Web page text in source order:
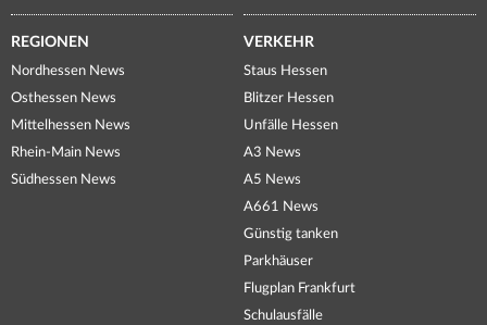
REGIONEN
Nordhessen News
Osthessen News
Mittelhessen News
Rhein-Main News
Südhessen News
VERKEHR
Staus Hessen
Blitzer Hessen
Unfälle Hessen
A3 News
A5 News
A661 News
Günstig tanken
Parkhäuser
Flugplan Frankfurt
Schulausfälle